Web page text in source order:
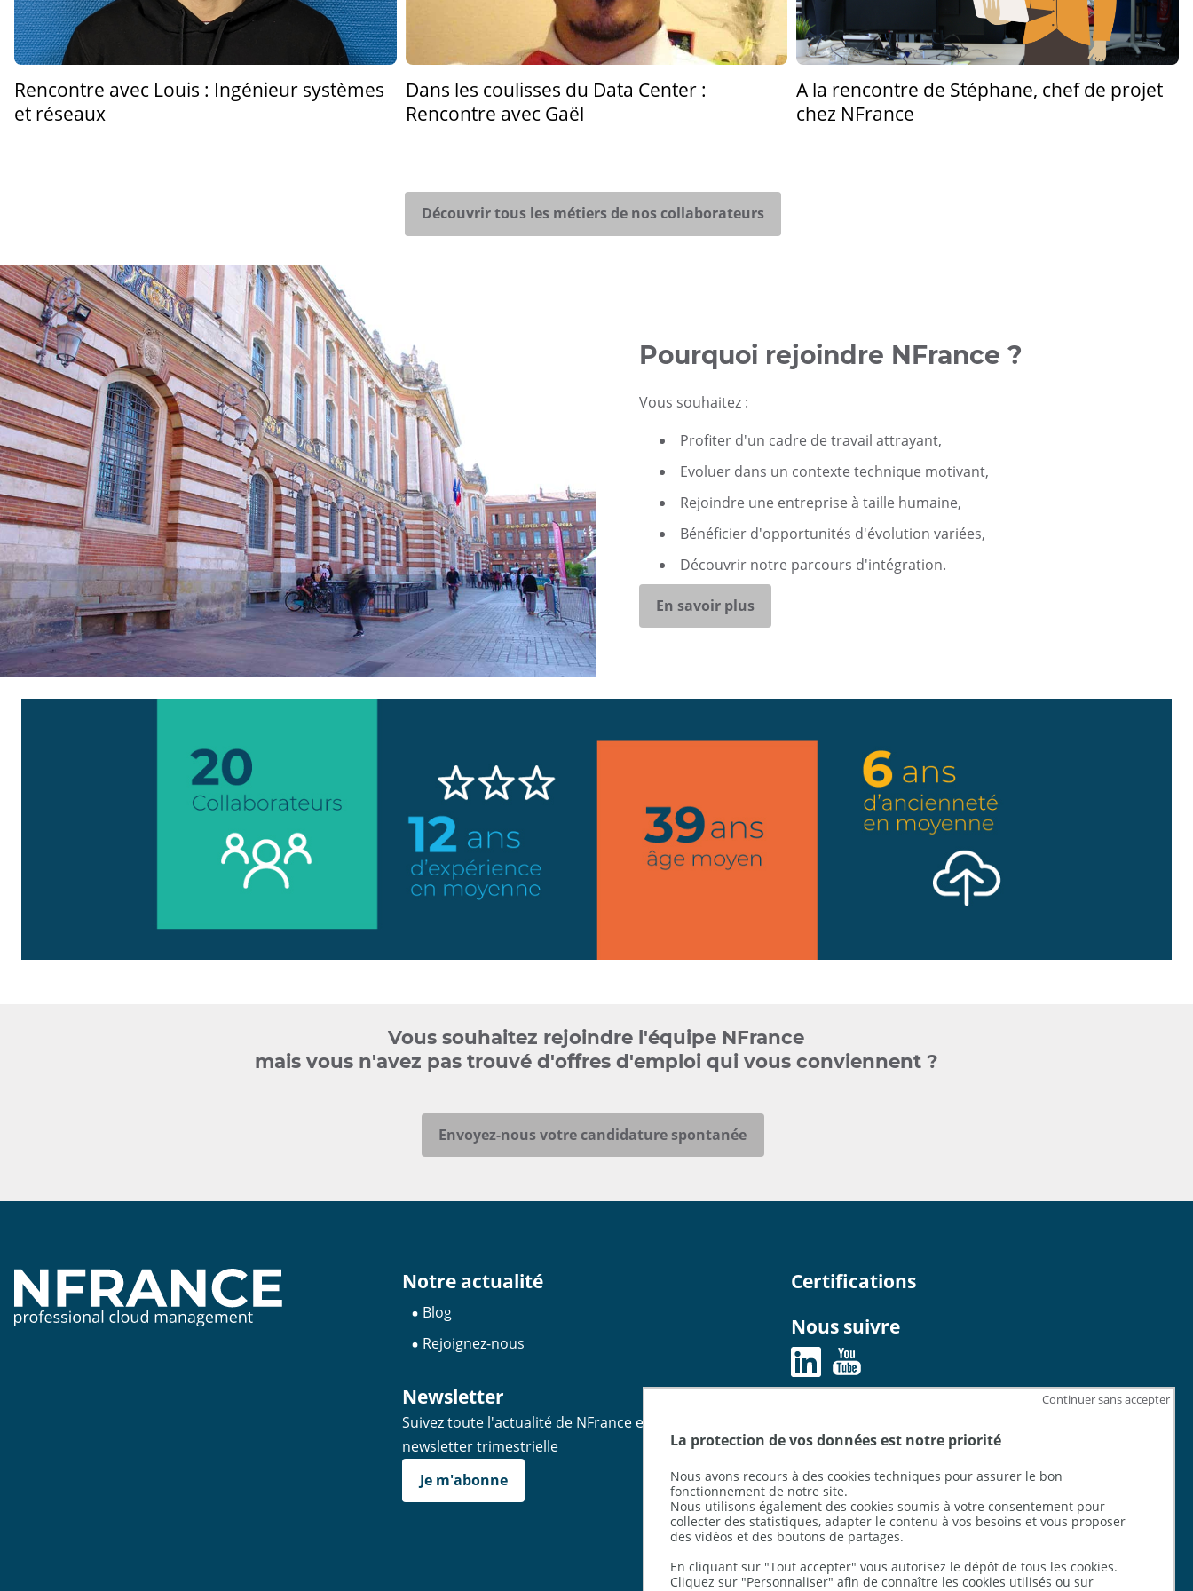
Continuer sans accepter
La protection de vos données est notre priorité
Nous avons recours à des cookies techniques pour assurer le bon
fonctionnement de notre site.
Nous utilisons également des cookies soumis à votre consentement pour
collecter des statistiques, adapter le contenu à vos besoins et vous proposer
des vidéos et des boutons de partages.
En cliquant sur "Tout accepter" vous autorisez le dépôt de tous les cookies.
Cliquez sur "Personnaliser" afin de connaître les cookies utilisés ou sur
Rencontre avec Louis : Ingénieur systèmes
et réseaux
Dans les coulisses du Data Center :
Rencontre avec Gaël
A la rencontre de Stéphane, chef de projet
chez NFrance
Découvrir tous les métiers de nos collaborateurs
Pourquoi rejoindre NFrance ?
Vous souhaitez :
Profiter d'un cadre de travail attrayant,
Evoluer dans un contexte technique motivant,
Rejoindre une entreprise à taille humaine,
Bénéficier d'opportunités d'évolution variées,
Découvrir notre parcours d'intégration.
En savoir plus
Vous souhaitez rejoindre l'équipe NFrance
mais vous n'avez pas trouvé d'offres d'emploi qui vous conviennent ?
Envoyez-nous votre candidature spontanée
Notre actualité
Blog
Rejoignez-nous
Newsletter
Suivez toute l'actualité de NFrance et recevez notre
newsletter trimestrielle
Je m'abonne
Certifications
Nous suivre
services d'infrastructures du cloud public
Certifié HDS
pour ses activités d'hébergement
d'infrastructures physiques (activités 1 et 2)